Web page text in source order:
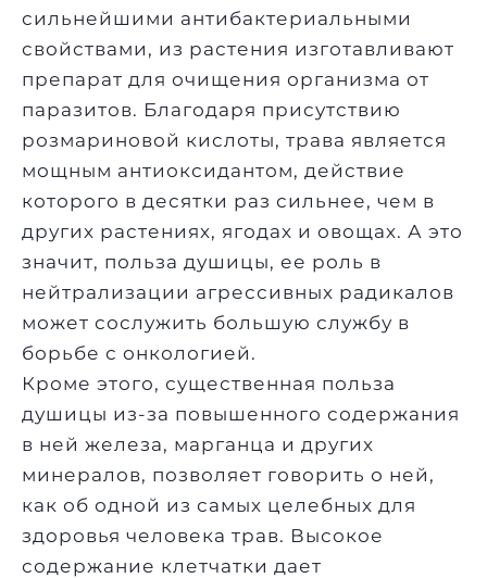
сильнейшими антибактериальными
свойствами, из растения изготавливают
препарат для очищения организма от
паразитов. Благодаря присутствию
розмариновой кислоты, трава является
мощным антиоксидантом, действие
которого в десятки раз сильнее, чем в
других растениях, ягодах и овощах. А это
значит, польза душицы, ее роль в
нейтрализации агрессивных радикалов
может сослужить большую службу в
борьбе с онкологией.
Кроме этого, существенная польза
душицы из-за повышенного содержания
в ней железа, марганца и других
минералов, позволяет говорить о ней,
как об одной из самых целебных для
здоровья человека трав. Высокое
содержание клетчатки дает